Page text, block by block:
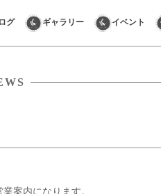
Skip
to
グ ギャラリー イベント
案内になります。